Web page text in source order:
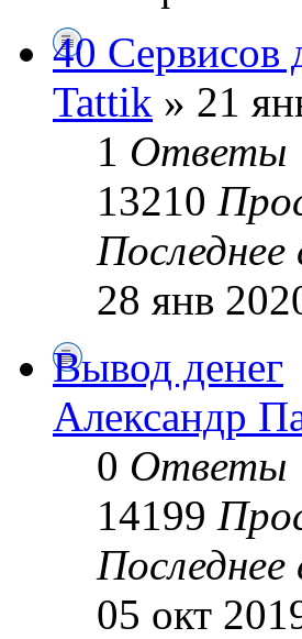
40 Сервисов
Tattik » 21
1 Ответы
13210
28 янв
Вывод денег
Александр
0 Ответы
14199
05 окт